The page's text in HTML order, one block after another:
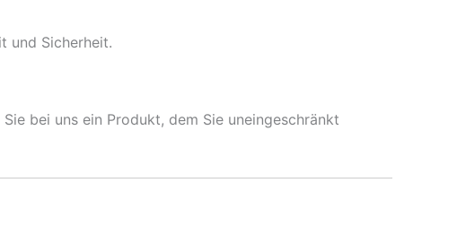
und Sicherheit.
bei uns ein Produkt, dem Sie uneingeschränkt